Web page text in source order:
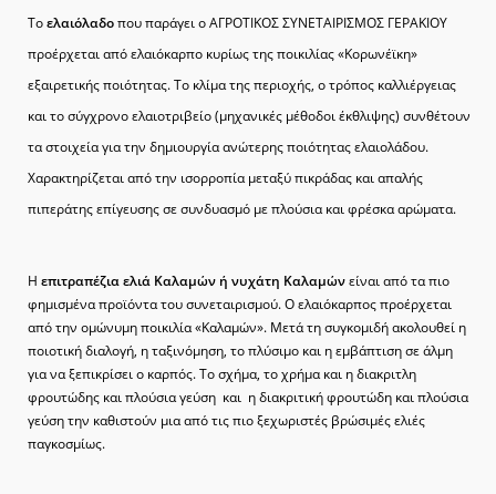
Τοελαιόλαδοπου παράγει ο ΑΓΡΟΤΙΚΟΣ ΣΥΝΕΤΑΙΡΙΣΜΟΣ ΓΕΡΑΚΙΟΥ
προέρχεται από ελαιόκαρπο κυρίως της ποικιλίας «Κορωνέϊκη»
εξαιρετικής ποιότητας. Το κλίμα της περιοχής, ο τρόπος καλλιέργειας
και το σύγχρονο ελαιοτριβείο (μηχανικές μέθοδοι έκθλιψης) συνθέτουν
τα στοιχεία για την δημιουργία ανώτερης ποιότητας ελαιολάδου.
Χαρακτηρίζεται από την ισορροπία μεταξύ πικράδας και απαλής
πιπεράτης επίγευσης σε συνδυασμό με πλούσια και φρέσκα αρώματα.
Η επιτραπέζια ελιά Καλαμών ή νυχάτη Καλαμώνείναι από τα πιο
φημισμένα προϊόντα του συνεταιρισμού. Ο ελαιόκαρπος προέρχεται
από την ομώνυμη ποικιλία «Καλαμών». Μετά τη συγκομιδή ακολουθεί η
ποιοτική διαλογή, η ταξινόμηση, το πλύσιμο και η εμβάπτιση σε άλμη
για να ξεπικρίσει ο καρπός. Το σχήμα, το χρήμα και η διακριτλη
φρουτώδης και πλούσια γεύση και η διακριτική φρουτώδη και πλούσια
γεύση την καθιστούν μια από τις πιο ξεχωριστές βρώσιμές ελιές
παγκοσμίως.